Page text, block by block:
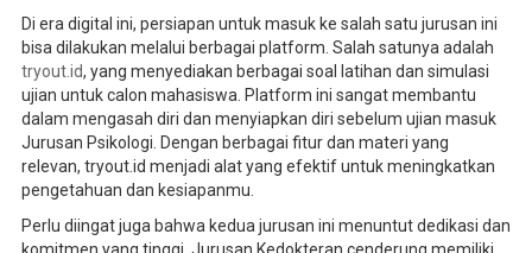
Di era digital ini, persiapan untuk masuk ke salah satu jurusan ini
bisa dilakukan melalui berbagai platform. Salah satunya adalah
tryout.id, yang menyediakan berbagai soal latihan dan simulasi
ujian untuk calon mahasiswa. Platform ini sangat membantu
dalam mengasah diri dan menyiapkan diri sebelum ujian masuk
Jurusan Psikologi. Dengan berbagai fitur dan materi yang
relevan, tryout.id menjadi alat yang efektif untuk meningkatkan
pengetahuan dan kesiapanmu.
Perlu diingat juga bahwa kedua jurusan ini menuntut dedikasi dan